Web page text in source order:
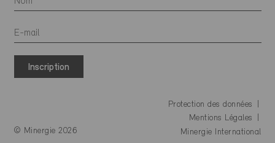
Inscription
© Minergie 2026
Protection des données
Mentions Légales
Minergie International